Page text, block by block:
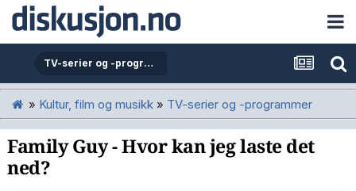
TV-serier og -programmer
» Kultur, film og musikk » TV-serier og -programmer
Family Guy - Hvor kan jeg laste det
ned?